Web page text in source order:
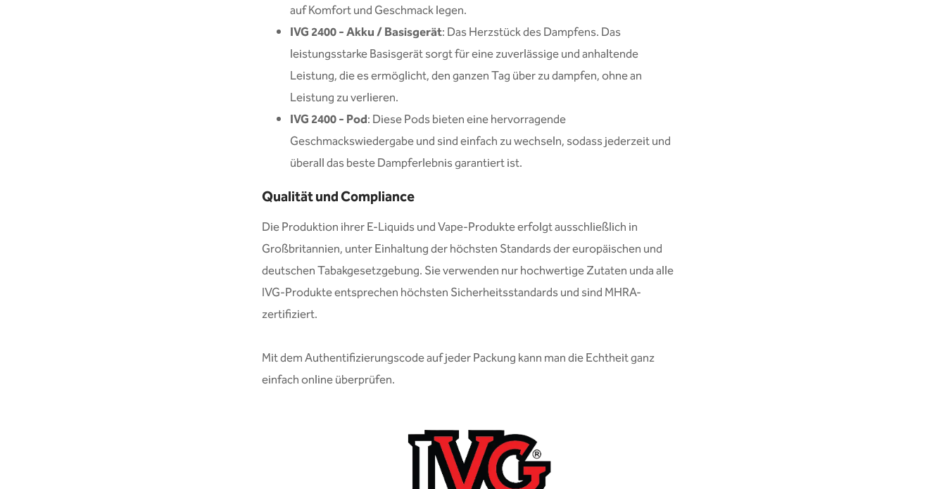
auf Komfort und Geschmack legen.
IVG 2400 - Akku / Basisgerät: Das Herzstück des Dampfens. Das
leistungsstarke Basisgerät sorgt für eine zuverlässige und anhaltende
Leistung, die es ermöglicht, den ganzen Tag über zu dampfen, ohne an
Leistung zu verlieren.
IVG 2400 - Pod: Diese Pods bieten eine hervorragende
Geschmackswiedergabe und sind einfach zu wechseln, sodass jederzeit und
überall das beste Dampferlebnis garantiert ist.
Qualität und Compliance
Die Produktion ihrer E-Liquids und Vape-Produkte erfolgt ausschließlich in
Großbritannien, unter Einhaltung der höchsten Standards der europäischen und
deutschen Tabakgesetzgebung. Sie verwenden nur hochwertige Zutaten unda alle
IVG-Produkte entsprechen höchsten Sicherheitsstandards und sind MHRA-
zertifiziert.
Mit dem Authentifizierungscode auf jeder Packung kann man die Echtheit ganz
einfach online überprüfen.